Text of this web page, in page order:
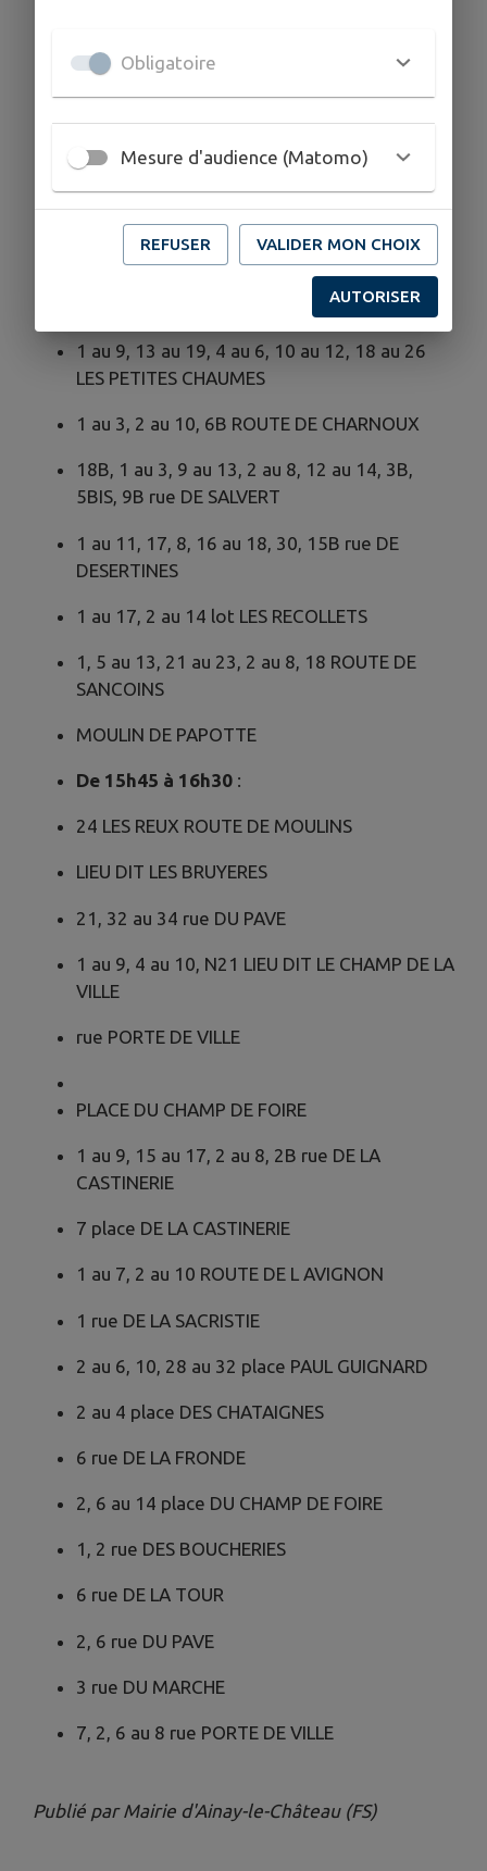
3 au 5, 12 au 18, 22 au 28 ROUTE DE
BOURGES
21 LIEU DIT LA BEGE
19 au 21, 22, 23BIS rue DES RECOLLETS
LIEU DIT LA GARENNE
680 LES MANDAIS
1 au 9, 13 au 19, 4 au 6, 10 au 12, 18 au 26
LES PETITES CHAUMES
1 au 3, 2 au 10, 6B ROUTE DE CHARNOUX
18B, 1 au 3, 9 au 13, 2 au 8, 12 au 14, 3B,
5BIS, 9B rue DE SALVERT
1 au 11, 17, 8, 16 au 18, 30, 15B rue DE
DESERTINES
1 au 17, 2 au 14 lot LES RECOLLETS
1, 5 au 13, 21 au 23, 2 au 8, 18 ROUTE DE
SANCOINS
MOULIN DE PAPOTTE
De 15h45 à 16h30 :
24 LES REUX ROUTE DE MOULINS
LIEU DIT LES BRUYERES
21, 32 au 34 rue DU PAVE
1 au 9, 4 au 10, N21 LIEU DIT LE CHAMP DE LA
VILLE
rue PORTE DE VILLE
PLACE DU CHAMP DE FOIRE
1 au 9, 15 au 17, 2 au 8, 2B rue DE LA
CASTINERIE
7 place DE LA CASTINERIE
1 au 7, 2 au 10 ROUTE DE L AVIGNON
1 rue DE LA SACRISTIE
2 au 6, 10, 28 au 32 place PAUL GUIGNARD
2 au 4 place DES CHATAIGNES
6 rue DE LA FRONDE
2, 6 au 14 place DU CHAMP DE FOIRE
1, 2 rue DES BOUCHERIES
6 rue DE LA TOUR
2, 6 rue DU PAVE
3 rue DU MARCHE
7, 2, 6 au 8 rue PORTE DE VILLE
Publié par Mairie d'Ainay-le-Château (FS)
Obligatoire
Mesure d'audience (Matomo)
REFUSER VALIDER MON CHOIX
AUTORISER